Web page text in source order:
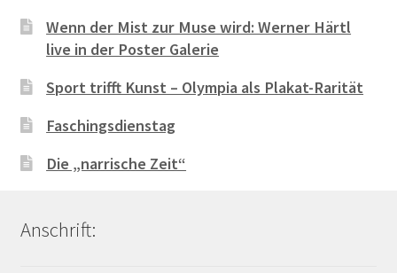
Wenn der Mist zur Muse wird: Werner Härtl
live in der Poster Galerie
Sport trifft Kunst – Olympia als Plakat-Rarität
Faschingsdienstag
Die „narrische Zeit“
Anschrift: